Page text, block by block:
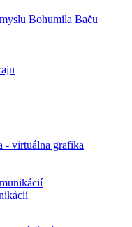
Bohumila Baču
- virtuálna grafika